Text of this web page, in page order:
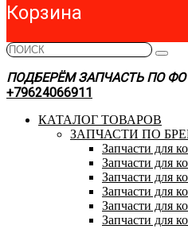
Корзина
ПОДБЕРЁМ ЗАПЧАСТЬ ПО
+79624066911
КАТАЛОГ ТОВАРОВ
ЗАПЧАСТИ ПО
Запчасти для
Запчасти для
Запчасти для
Запчасти для
Запчасти для
Запчасти для